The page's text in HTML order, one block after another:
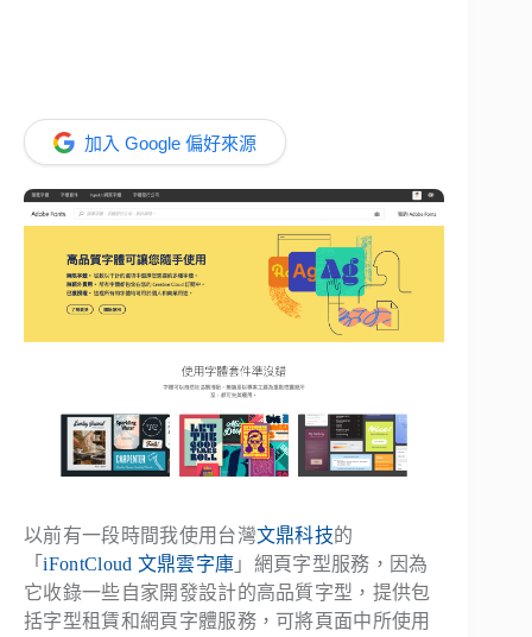
加入 Google 偏好來源
以前有一段時間我使用台灣文鼎科技的
「iFontCloud 文鼎雲字庫 」網頁字型服務，因為
它收錄一些自家開發設計的高品質字型，提供包
括字型租賃和網頁字體服務，可將頁面中所使用